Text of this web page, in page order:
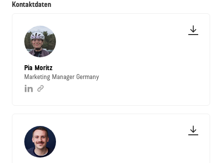
Kontaktdaten
Pia Moritz
Marketing Manager Germany